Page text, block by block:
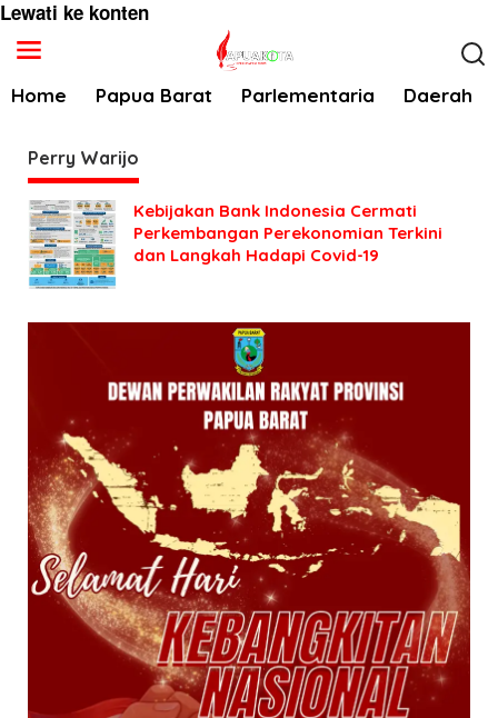
Lewati ke konten
Home Papua Barat Parlementaria Daerah
Perry Warijo
Kebijakan Bank Indonesia Cermati
Perkembangan Perekonomian Terkini
dan Langkah Hadapi Covid-19